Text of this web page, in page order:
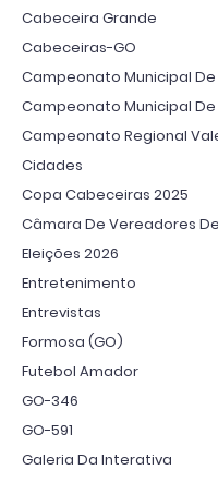
Cabeceira Grande
Cabeceiras-GO
Campeonato Municipal De
Campeonato Municipal De
Campeonato Regional
Cidades
Copa Cabeceiras 2025
Câmara De Vereadores
Eleições 2026
Entretenimento
Entrevistas
Formosa (GO)
Futebol Amador
GO-346
GO-591
Galeria Da Interativa